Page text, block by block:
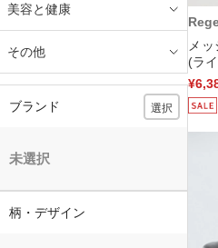
美容と健康
その他
ブランド 選択
未選択
柄・デザイン
メ
(ラ